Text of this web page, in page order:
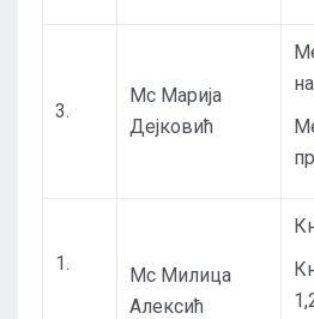
3.
Мс Марија
Дејковић
1.
Мс Милица
Алексић